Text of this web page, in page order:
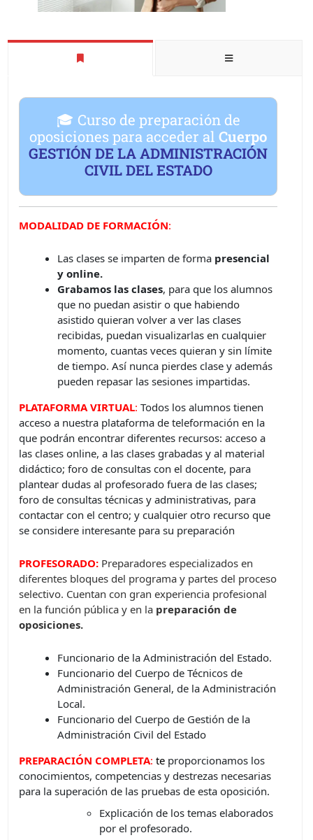
🎓 Curso de preparación de
oposiciones para acceder alCuerpo
GESTIÓN DE LA ADMINISTRACIÓN
CIVIL DEL ESTADO
MODALIDAD DE FORMACIÓN:
Las clases se imparten de forma presencial
y online.
Grabamos las clases, para que los alumnos
que no puedan asistir o que habiendo
asistido quieran volver a ver las clases
recibidas, puedan visualizarlas en cualquier
momento, cuantas veces quieran y sin límite
de tiempo. Así nunca pierdes clase y además
pueden repasar las sesiones impartidas.
PLATAFORMA VIRTUAL:Todos los alumnos tienen
acceso a nuestra plataforma de teleformación en la
que podrán encontrar diferentes recursos: acceso a
las clases online, a las clases grabadas y al material
didáctico; foro de consultas con el docente, para
plantear dudas al profesorado fuera de las clases;
foro de consultas técnicas y administrativas, para
contactar con el centro; y cualquier otro recurso que
se considere interesante para su preparación
PROFESORADO: Preparadores especializados en
diferentes bloques del programa y partes del proceso
selectivo. Cuentan con gran experiencia profesional
en la función pública y en la preparación de
oposiciones.
Funcionario de la Administración del Estado.
Funcionario del Cuerpo de Técnicos de
Administración General, de la Administración
Local.
Funcionario del Cuerpo de Gestión de la
Administración Civil del Estado
PREPARACIÓN COMPLETA:te proporcionamos los
conocimientos, competencias y destrezas necesarias
para la superación de las pruebas de esta oposición.
Explicación de los temas elaborados
por el profesorado.